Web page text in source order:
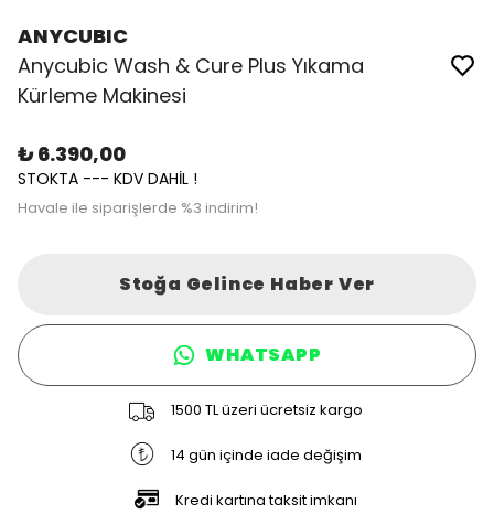
ANYCUBIC
Anycubic Wash & Cure Plus Yıkama
Kürleme Makinesi
₺ 6.390,00
STOKTA --- KDV DAHİL !
Havale ile siparişlerde %3 indirim!
Stoğa Gelince Haber Ver
WHATSAPP
1500 TL üzeri ücretsiz kargo
14 gün içinde iade değişim
Kredi kartına taksit imkanı